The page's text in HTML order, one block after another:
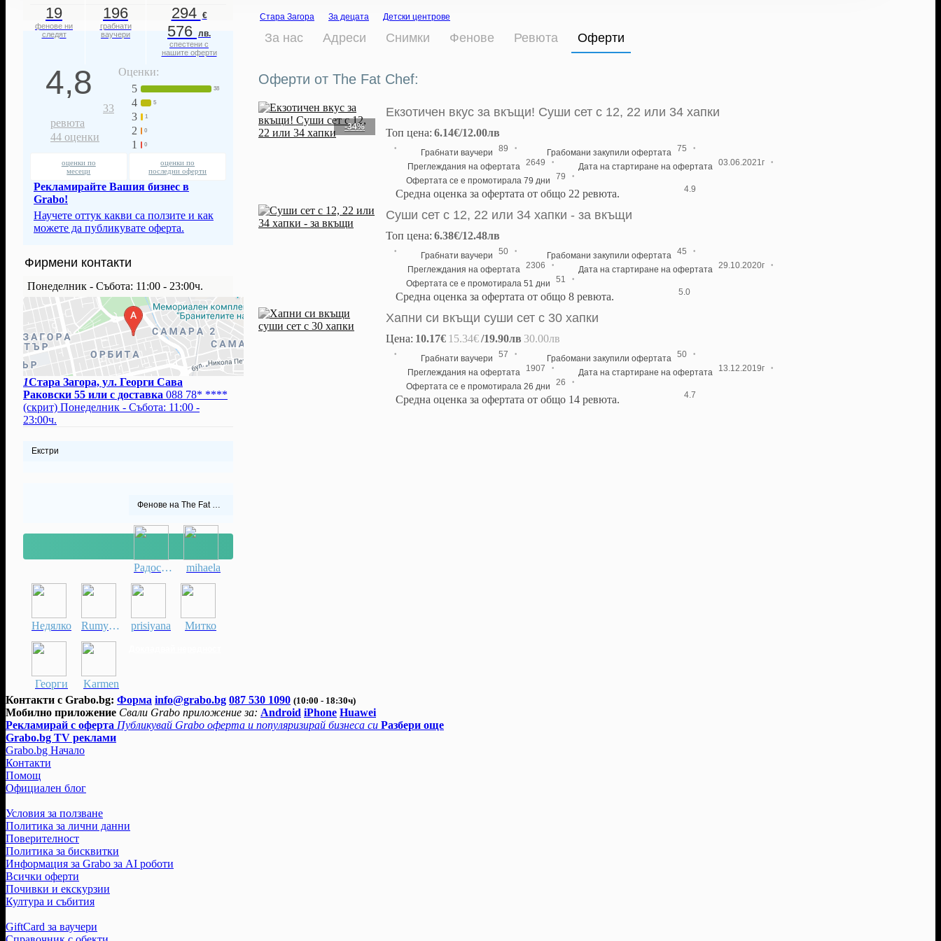
19
фенове ни
следят
196
грабнати
ваучери
294 €
576 лв.
спестени с
нашите оферти
4,8
33
ревюта
44 оценки
Оценки:
5
38
4 5
3 1
2 0
1 0
оценки по
месеци
оценки по
последни оферти
Рекламирайте Вашия бизнес в
Grabo!
Научете оттук какви са ползите и как
можете да публикувате оферта.
Фирмени контакти
Понеделник - Събота: 11:00 - 23:00ч.
1Стара Загора, ул. Георги Сава
Раковски 55 или с доставка 088 78* ****
(скрит) Понеделник - Събота: 11:00 -
23:00ч.
Екстри
Фенове на The Fat Chef
Радослав mihaela
Недялко Rumyana prisiyana Митко
Георги Karmen
Стара Загора За децата Детски центрове
За нас Адреси Снимки Фенове Ревюта Оферти
Оферти от The Fat Chef:
Екзотичен вкус за вкъщи! Суши сет с 12, 22 или 34 хапки
Топ цена: 6.14€/12.00лв
·
Грабнати ваучери 89 · Грабомани закупили офертата 75 ·
Преглеждания на офертата 2649 · Дата на стартиране на офертата 03.06.2021г ·
Офертата се е промотирала 79 дни 79
·
Средна оценка за офертата от общо 22 ревюта.
4.9
Суши сет с 12, 22 или 34 хапки - за вкъщи
Топ цена: 6.38€/12.48лв
·
Грабнати ваучери 50 · Грабомани закупили офертата 45 ·
Преглеждания на офертата 2306 · Дата на стартиране на офертата 29.10.2020г ·
Офертата се е промотирала 51 дни 51
·
Средна оценка за офертата от общо 8 ревюта.
5.0
-34%
Хапни си вкъщи суши сет с 30 хапки
Цена: 10.17€ 15.34€/19.90лв 30.00лв
·
Грабнати ваучери 57 · Грабомани закупили офертата 50 ·
Преглеждания на офертата 1907 · Дата на стартиране на офертата 13.12.2019г ·
Офертата се е промотирала 26 дни 26
·
Средна оценка за офертата от общо 14 ревюта.
4.7
Контакти с Grabo.bg: Форма info@grabo.bg 087 530 1090 (10:00 - 18:30ч)
Мобилно приложение Свали Grabo приложение за: Android iPhone Huawei
Рекламирай с оферта Публикувай Grabo оферта и популяризирай бизнеса си Разбери още
Grabo.bg TV реклами
Grabo.bg Начало
Контакти
Помощ
Официален блог
Условия за ползване
Политика за лични данни
Поверителност
Политика за бисквитки
Информация за Grabo за AI роботи
Всички оферти
Почивки и екскурзии
Култура и събития
GiftCard за ваучери